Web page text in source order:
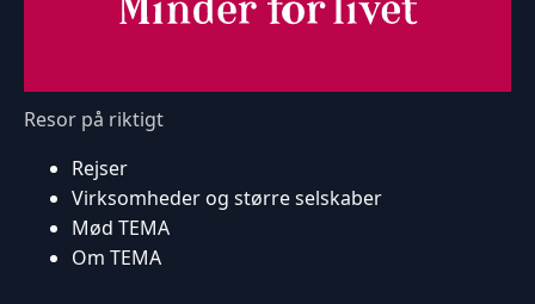
Resor på riktigt
Rejser
Virksomheder og større selskaber
Mød TEMA
Om TEMA